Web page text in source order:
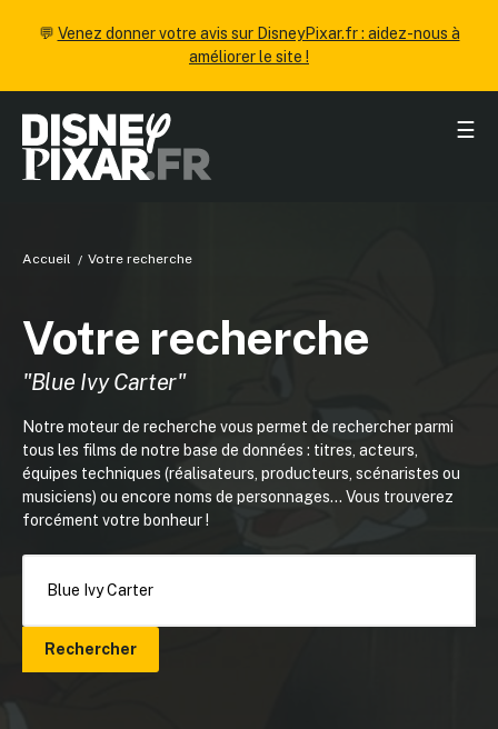
💬 Venez donner votre avis sur DisneyPixar.fr : aidez-nous à
améliorer le site !
☰
Accueil Votre recherche
Votre recherche
"Blue Ivy Carter"
Notre moteur de recherche vous permet de rechercher parmi
tous les films de notre base de données : titres, acteurs,
équipes techniques (réalisateurs, producteurs, scénaristes ou
musiciens) ou encore noms de personnages... Vous trouverez
forcément votre bonheur !
Rechercher